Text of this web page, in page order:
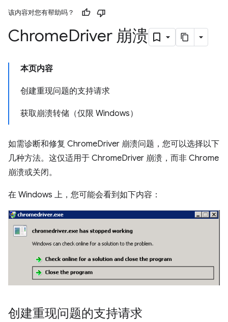
该内容对您有帮助吗？
ChromeDriver 崩溃
本页内容
创建重现问题的支持请求
获取崩溃转储（仅限 Windows）
如需诊断和修复 ChromeDriver 崩溃问题，您可以选择以下
几种方法。这仅适用于 ChromeDriver 崩溃，而非 Chrome
崩溃或关闭。
在 Windows 上，您可能会看到如下内容：
创建重现问题的支持请求